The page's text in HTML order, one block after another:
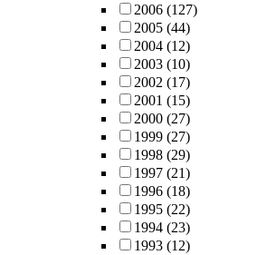
2006 (127)
2005 (44)
2004 (12)
2003 (10)
2002 (17)
2001 (15)
2000 (27)
1999 (27)
1998 (29)
1997 (21)
1996 (18)
1995 (22)
1994 (23)
1993 (12)